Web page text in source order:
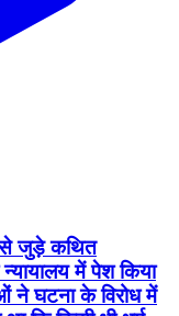
से जुड़े कथित
में पेश किया
ने घटना के विरोध में